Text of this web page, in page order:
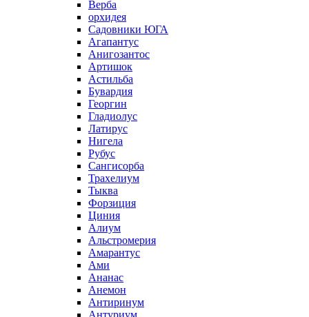
Верба
орхидея
Садовники ЮГА
Агапантус
Анигозантос
Артишок
Астильба
Бувардия
Георгин
Гладиолус
Латирус
Нигела
Рубус
Сангисорба
Трахелиум
Тыква
Форзиция
Циния
Алиум
Альстромерия
Амарантус
Ами
Ананас
Анемон
Антиринум